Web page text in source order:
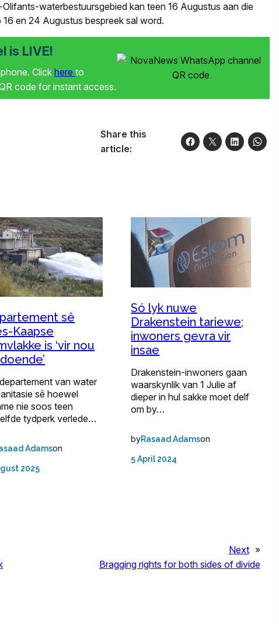
waterbestuursgebied kan teen 16 Augustus aan die
en 24 Augustus bespreek sal word.
is LIVE!
Click here to
code for instant access.
Share this
article:
sê
Kaapse
is ‘vir nou
van water
sê hoewel
nie soos teen
tydperk verlede…
Adamson
2025
Só lyk nuwe
Drakenstein tariewe;
inwoners gevra vir
insae
Drakenstein-inwoners gaan
waarskynlik van 1 Julie af
dieper in hul sakke moet delf
om by…
byRasaad Adamson
5 April 2024
Next »
Bragging rights for both sides of divide